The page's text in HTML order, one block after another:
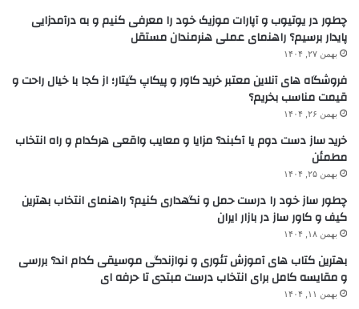
چطور در یوتیوب و آپارات موزیک خود را معرفی کنیم و به درآمدزایی
پایدار برسیم؟ راهنمای عملی هنرمندان مستقل
بهمن ۲۷, ۱۴۰۴
فروشگاه های آنلاین معتبر خرید کاور و پیکاپ گیتار؛ از کجا با خیال راحت و
قیمت مناسب بخریم؟
بهمن ۲۶, ۱۴۰۴
خرید ساز دست دوم یا آکبند؟ مزایا و معایب واقعی هرکدام و راه انتخاب
مطمئن
بهمن ۲۵, ۱۴۰۴
چطور ساز خود را درست حمل و نگهداری کنیم؟ راهنمای انتخاب بهترین
کیف و کاور ساز در بازار ایران
بهمن ۱۸, ۱۴۰۴
بهترین کتاب های آموزش تئوری و نوازندگی موسیقی کدام اند؟ بررسی
و مقایسه کامل برای انتخاب درست مبتدی تا حرفه ای
بهمن ۱۱, ۱۴۰۴